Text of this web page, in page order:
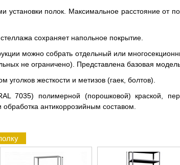
установки полок. Максимальное расстояние от
сохраняет напольное покрытие.
можно собрать отдельный или
не ограничено). Представлена базовая
жесткости и метизов (гаек, болтов).
7035) полимерной (порошковой) краской,
антикоррозийным составом.